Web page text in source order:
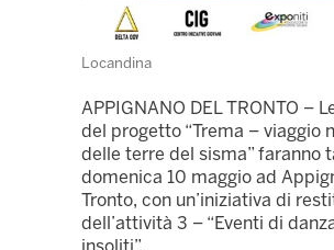
Locandina
APPIGNANO DEL TRONTO –
del progetto “Trema – viaggio
delle terre del sisma” faranno
domenica 10 maggio ad
Tronto, con un’iniziativa di
dell’attività 3 – “Eventi di